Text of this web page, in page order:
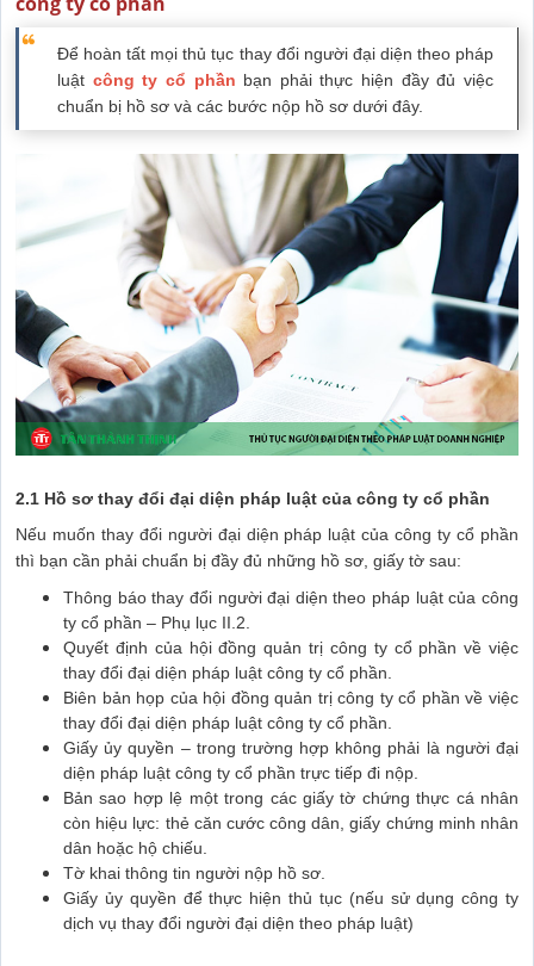
Để hoàn tất mọi thủ tục thay đổi người đại diện theo pháp
luật công ty cổ phần bạn phải thực hiện đầy đủ việc
chuẩn bị hồ sơ và các bước nộp hồ sơ dưới đây.
2.1 Hồ sơ thay đổi đại diện pháp luật của công ty cổ phần
Nếu muốn thay đổi người đại diện pháp luật của công ty cổ phần
thì bạn cần phải chuẩn bị đầy đủ những hồ sơ, giấy tờ sau:
Thông báo thay đổi người đại diện theo pháp luật của công
ty cổ phần – Phụ lục II.2.
Quyết định của hội đồng quản trị công ty cổ phần về việc
thay đổi đại diện pháp luật công ty cổ phần.
Biên bản họp của hội đồng quản trị công ty cổ phần về việc
thay đổi đại diện pháp luật công ty cổ phần.
Giấy ủy quyền – trong trường hợp không phải là người đại
diện pháp luật công ty cổ phần trực tiếp đi nộp.
Bản sao hợp lệ một trong các giấy tờ chứng thực cá nhân
còn hiệu lực: thẻ căn cước công dân, giấy chứng minh nhân
dân hoặc hộ chiếu.
Tờ khai thông tin người nộp hồ sơ.
Giấy ủy quyền để thực hiện thủ tục (nếu sử dụng công ty
dịch vụ thay đổi người đại diện theo pháp luật)